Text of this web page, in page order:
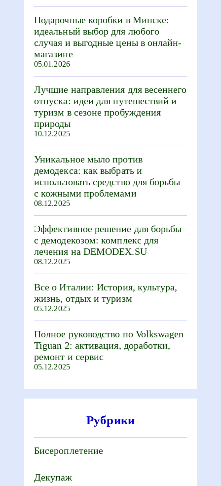
Подарочные коробки в Минске:
идеальный выбор для любого
случая и выгодные цены в онлайн-
магазине
05.01.2026
Лучшие направления для весеннего
отпуска: идеи для путешествий и
туризм в сезоне пробуждения
природы
10.12.2025
Уникальное мыло против
демодекса: как выбрать и
использовать средство для борьбы
с кожными проблемами
08.12.2025
Эффективное решение для борьбы
с демодекозом: комплекс для
лечения на DEMODEX.SU
08.12.2025
Все о Италии: История, культура,
жизнь, отдых и туризм
05.12.2025
Полное руководство по Volkswagen
Tiguan 2: активация, доработки,
ремонт и сервис
05.12.2025
Рубрики
Бисероплетение
Декупаж